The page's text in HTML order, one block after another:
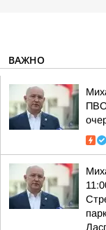
ВАЖНО
ПВО